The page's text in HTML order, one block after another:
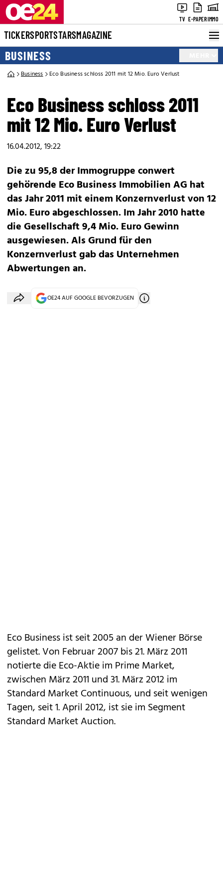
TV E-PAPERIMMO
TICKERSPORTSTARSMAGAZINE
BUSINESS
Business Eco Business schloss 2011 mit 12 Mio. Euro Verlust
Eco Business schloss 2011
mit 12 Mio. Euro Verlust
16.04.2012, 19:22
Die zu 95,8 der Immogruppe conwert
gehörende Eco Business Immobilien AG hat
das Jahr 2011 mit einem Konzernverlust von 12
Mio. Euro abgeschlossen. Im Jahr 2010 hatte
die Gesellschaft 9,4 Mio. Euro Gewinn
ausgewiesen. Als Grund für den
Konzernverlust gab das Unternehmen
Abwertungen an.
OE24 AUF GOOGLE BEVORZUGEN
Eco Business ist seit 2005 an der Wiener Börse
gelistet. Von Februar 2007 bis 21. März 2011
notierte die Eco-Aktie im Prime Market,
zwischen März 2011 und 31. März 2012 im
Standard Market Continuous, und seit wenigen
Tagen, seit 1. April 2012, ist sie im Segment
Standard Market Auction.